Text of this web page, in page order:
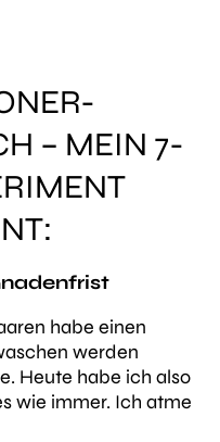
– MEIN 7-
habe einen
werden
Heute habe ich also
wie immer. Ich atme